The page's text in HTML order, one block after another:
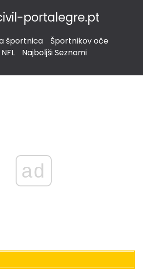
portalegre.pt
športnica
Športnikov oče
Najboljši Seznami
ad